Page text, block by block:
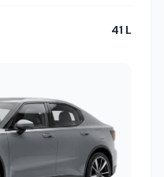
41 L